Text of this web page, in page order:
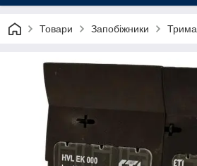
Товари Запобіжники